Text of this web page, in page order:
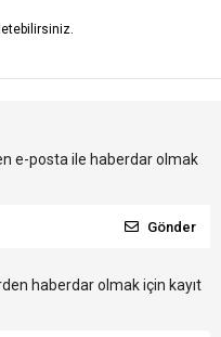
e-posta ile haberdar olmak
Gönder
haberdar olmak için kayıt